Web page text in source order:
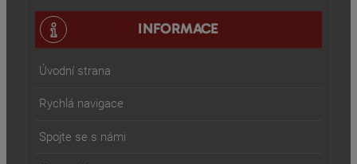
INFORMACE
Úvodní strana
Rychlá navigace
Spojte se s námi